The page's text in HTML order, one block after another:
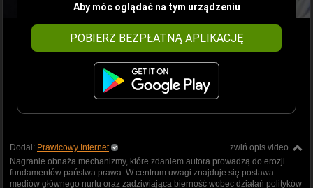
Aby móc oglądać na tym urządzeniu
POBIERZ BEZPŁATNĄ APLIKACJĘ
zwiń opis video
Dodał: Prawicowy Internet
Nagranie obnaża mechanizmy, które zdaniem autora prowadzą do erozji
fundamentów państwa prawa. W centrum uwagi znajduje się postawa
mediów głównego nurtu oraz zadziwiająca bierność wobec działań polityków